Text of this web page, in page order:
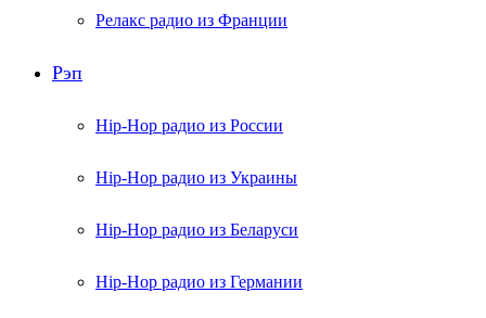
Релакс радио из Франции
Рэп
Hip-Hop радио из России
Hip-Hop радио из Украины
Hip-Hop радио из Беларуси
Hip-Hop радио из Германии